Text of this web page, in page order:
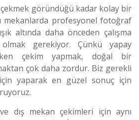
göründüğü kadar kolay bir
mekanlarda profesyonel fotoğraf
altında daha önceden çalışma
gerekiyor. Çünkü yapay
çekim yapmak, doğal bir
çok daha zordur. Biz gerekli
yaparak en güzel sonuç için
dış mekan çekimleri için aynı